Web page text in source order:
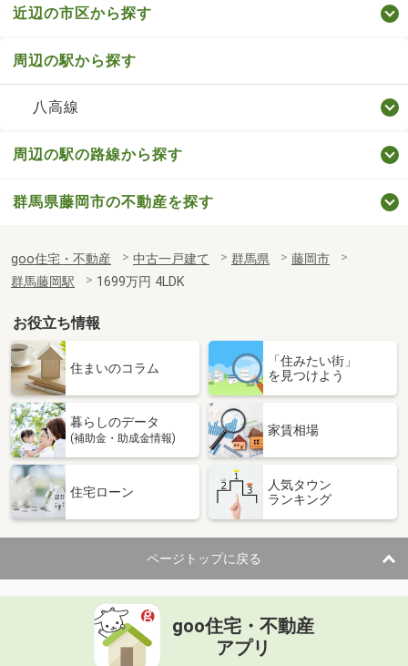
近辺の市区から探す
周辺の駅から探す
八高線
周辺の駅の路線から探す
群馬県藤岡市の不動産を探す
goo住宅・不動産 中古一戸建て 群馬県
藤岡市
群馬藤岡駅
1699万円 4LDK
お役立ち情報
住まいのコラム
「住みたい街」
を見つけよう
暮らしのデータ
(補助金・助成金情報)
家賃相場
住宅ローン
人気タウン
ランキング
ページトップに戻る
goo住宅・不動産
アプリ